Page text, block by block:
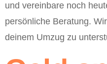
und vereinbare noch
persönliche Beratung.
deinem Umzug zu